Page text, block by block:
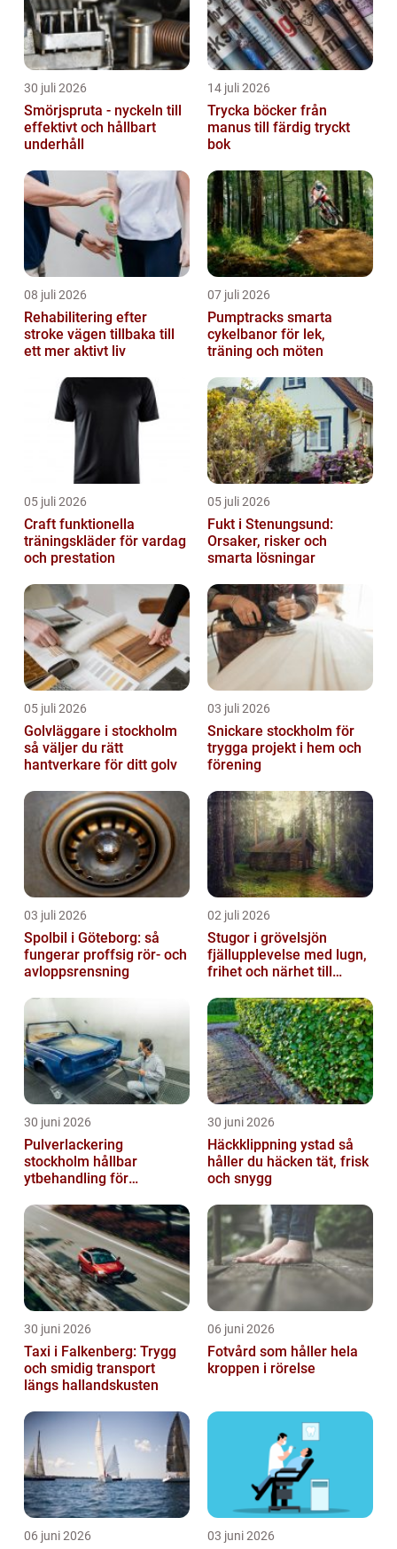
30 juli 2026
Smörjspruta - nyckeln till
effektivt och hållbart
underhåll
14 juli 2026
Trycka böcker från
manus till färdig tryckt
bok
08 juli 2026
Rehabilitering efter
stroke vägen tillbaka till
ett mer aktivt liv
07 juli 2026
Pumptracks smarta
cykelbanor för lek,
träning och möten
05 juli 2026
Craft funktionella
träningskläder för vardag
och prestation
05 juli 2026
Fukt i Stenungsund:
Orsaker, risker och
smarta lösningar
05 juli 2026
Golvläggare i stockholm
så väljer du rätt
hantverkare för ditt golv
03 juli 2026
Snickare stockholm för
trygga projekt i hem och
förening
03 juli 2026
Spolbil i Göteborg: så
fungerar proffsig rör- och
avloppsrensning
02 juli 2026
Stugor i grövelsjön
fjällupplevelse med lugn,
frihet och närhet till
30 juni 2026
Pulverlackering
stockholm hållbar
ytbehandling för
30 juni 2026
Häckklippning ystad så
håller du häcken tät, frisk
och snygg
30 juni 2026
Taxi i Falkenberg: Trygg
och smidig transport
längs hallandskusten
06 juni 2026
Fotvård som håller hela
kroppen i rörelse
06 juni 2026 03 juni 2026